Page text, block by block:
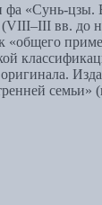
фа «Сунь-цзы.
вв. до